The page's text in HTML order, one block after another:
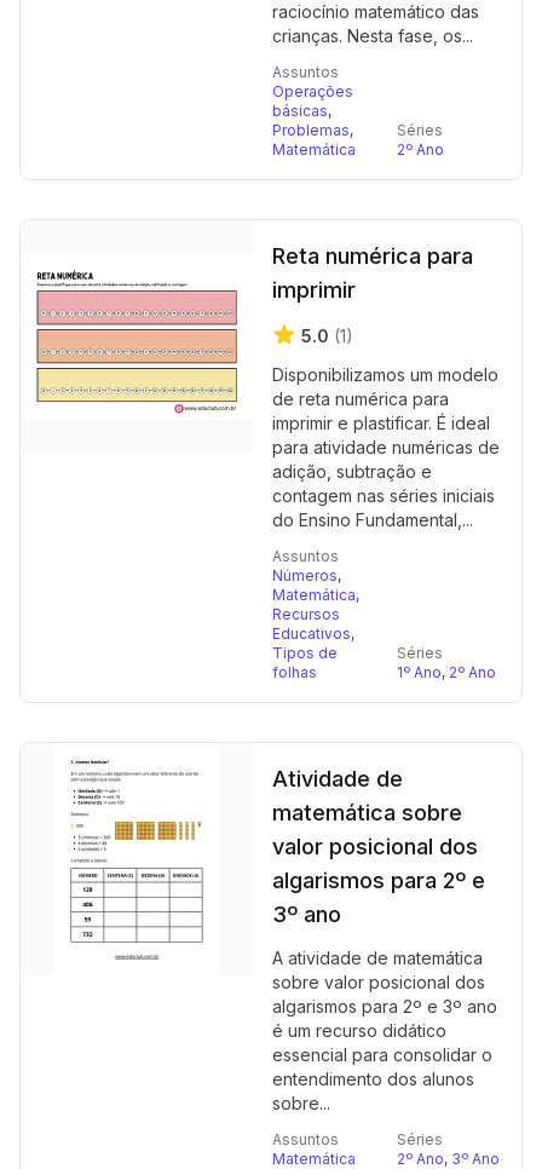
raciocínio matemático das
crianças. Nesta fase, os...
Assuntos
Operações
básicas,
Problemas,
Matemática
Séries
2º Ano
Reta numérica para
imprimir
5.0 (1)
Disponibilizamos um modelo
de reta numérica para
imprimir e plastificar. É ideal
para atividade numéricas de
adição, subtração e
contagem nas séries iniciais
do Ensino Fundamental,...
Assuntos
Números,
Matemática,
Recursos
Educativos,
Tipos de
folhas
Séries
1º Ano, 2º Ano
Atividade de
matemática sobre
valor posicional dos
algarismos para 2º e
3º ano
A atividade de matemática
sobre valor posicional dos
algarismos para 2º e 3º ano
é um recurso didático
essencial para consolidar o
entendimento dos alunos
sobre...
Assuntos
Matemática
Séries
2º Ano, 3º Ano